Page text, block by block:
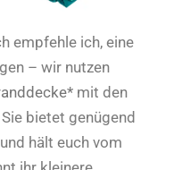
empfehle ich, eine
– wir nutzen
mit den
bietet genügend
hält euch vom